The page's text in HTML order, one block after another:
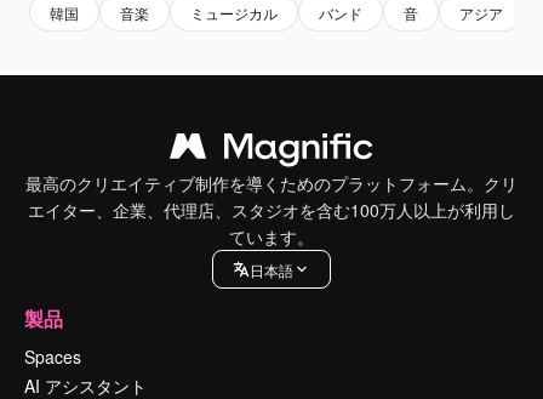
韓国 音楽 ミュージカル バンド 音 アジア
最高のクリエイティブ制作を導くためのプラットフォーム。クリ
エイター、企業、代理店、スタジオを含む100万人以上が利用し
ています。
日本語
製品
Spaces
AI アシスタント